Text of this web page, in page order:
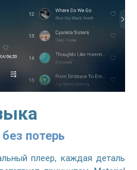
потерь
плеер, каждая деталь